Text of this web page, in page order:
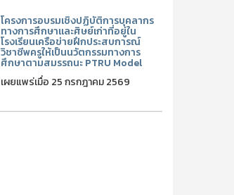
โครงการอบรมเชิงปฏิบัติการบุคลากร
ทางการศึกษาและศิษย์เก่าที่อยู่ใน
โรงเรียนเครือข่ายฝึกประสบการณ์
วิชาชีพครูให้เป็นนวัตกรรมทางการ
ศึกษาตามสมรรถนะ PTRU Model
เผยแพร่เมื่อ 25 กรกฎาคม 2569